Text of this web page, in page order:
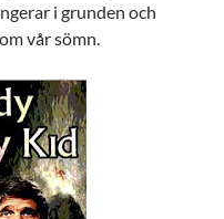
i grunden och
vår sömn.